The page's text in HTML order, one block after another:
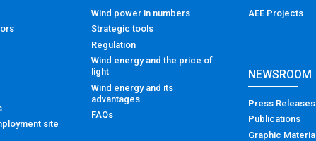
site
Wind power in numbers
Strategic tools
Regulation
Wind energy and the price of
light
Wind energy and its
advantages
FAQs
AEE Projects
NEWSROOM
Press Releases
Publications
Graphic Material